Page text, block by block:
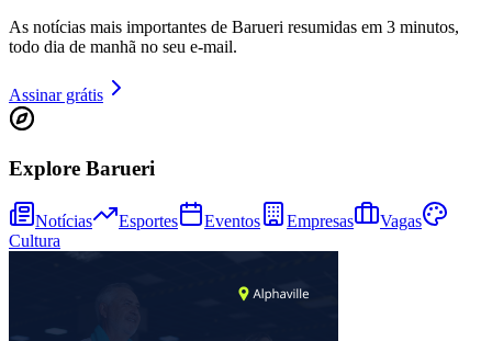
Bragantino
As notícias mais importantes de Barueri resumidas em 3 minutos,
todo dia de manhã no seu e-mail.
Assinar grátis
Explore Barueri
Notícias Esportes Eventos Empresas
Vagas
Cultura